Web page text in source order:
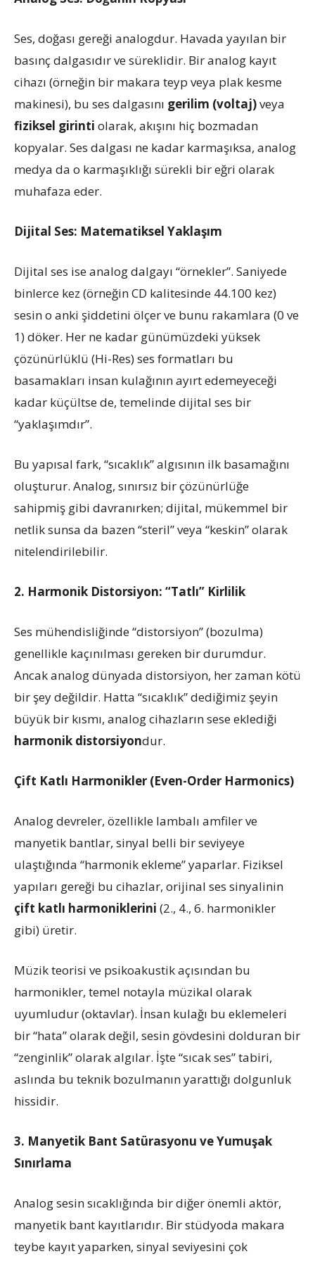
Ses, doğası gereği analogdur. Havada yayılan bir
basınç dalgasıdır ve süreklidir. Bir analog kayıt
cihazı (örneğin bir makara teyp veya plak kesme
makinesi), bu ses dalgasını gerilim (voltaj)veya
fiziksel girinti olarak, akışını hiç bozmadan
kopyalar. Ses dalgası ne kadar karmaşıksa, analog
medya da o karmaşıklığı sürekli bir eğri olarak
muhafaza eder.
Dijital Ses: Matematiksel Yaklaşım
Dijital ses ise analog dalgayı “örnekler”. Saniyede
binlerce kez (örneğin CD kalitesinde 44.100 kez)
sesin o anki şiddetini ölçer ve bunu rakamlara (0 ve
1) döker. Her ne kadar günümüzdeki yüksek
çözünürlüklü (Hi-Res) ses formatları bu
basamakları insan kulağının ayırt edemeyeceği
kadar küçültse de, temelinde dijital ses bir
“yaklaşımdır”.
Bu yapısal fark, “sıcaklık” algısının ilk basamağını
oluşturur. Analog, sınırsız bir çözünürlüğe
sahipmiş gibi davranırken; dijital, mükemmel bir
netlik sunsa da bazen “steril” veya “keskin” olarak
nitelendirilebilir.
2. Harmonik Distorsiyon: “Tatlı” Kirlilik
Ses mühendisliğinde “distorsiyon” (bozulma)
genellikle kaçınılması gereken bir durumdur.
Ancak analog dünyada distorsiyon, her zaman kötü
bir şey değildir. Hatta “sıcaklık” dediğimiz şeyin
büyük bir kısmı, analog cihazların sese eklediği
harmonik distorsiyondur.
Çift Katlı Harmonikler (Even-Order Harmonics)
Analog devreler, özellikle lambalı amfiler ve
manyetik bantlar, sinyal belli bir seviyeye
ulaştığında “harmonik ekleme” yaparlar. Fiziksel
yapıları gereği bu cihazlar, orijinal ses sinyalinin
çift katlı harmoniklerini (2., 4., 6. harmonikler
gibi) üretir.
Müzik teorisi ve psikoakustik açısından bu
harmonikler, temel notayla müzikal olarak
uyumludur (oktavlar). İnsan kulağı bu eklemeleri
bir “hata” olarak değil, sesin gövdesini dolduran bir
“zenginlik” olarak algılar. İşte “sıcak ses” tabiri,
aslında bu teknik bozulmanın yarattığı dolgunluk
hissidir.
3. Manyetik Bant Satürasyonu ve Yumuşak
Sınırlama
Analog sesin sıcaklığında bir diğer önemli aktör,
manyetik bant kayıtlarıdır. Bir stüdyoda makara
teybe kayıt yaparken, sinyal seviyesini çok